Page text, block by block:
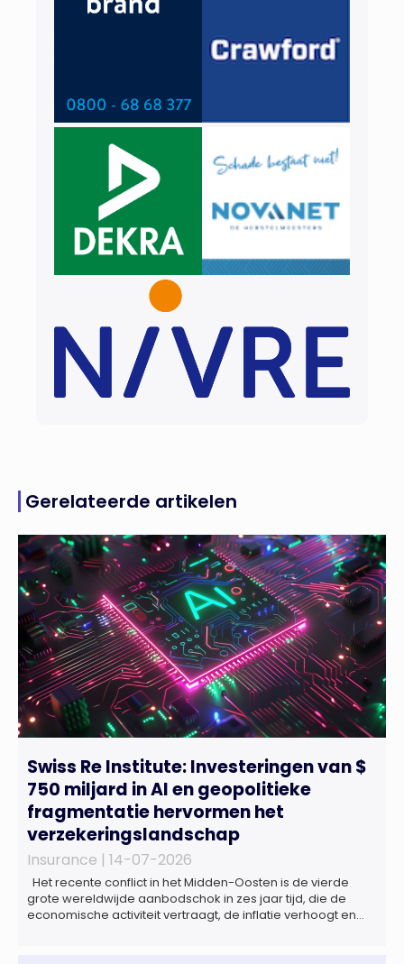
Gerelateerde artikelen
Swiss Re Institute: Investeringen van $
750 miljard in AI en geopolitieke
fragmentatie hervormen het
verzekeringslandschap
Insurance | 14-07-2026
Het recente conflict in het Midden-Oosten is de vierde
grote wereldwijde aanbodschok in zes jaar tijd, die de
economische activiteit vertraagt, de inflatie verhoogt en